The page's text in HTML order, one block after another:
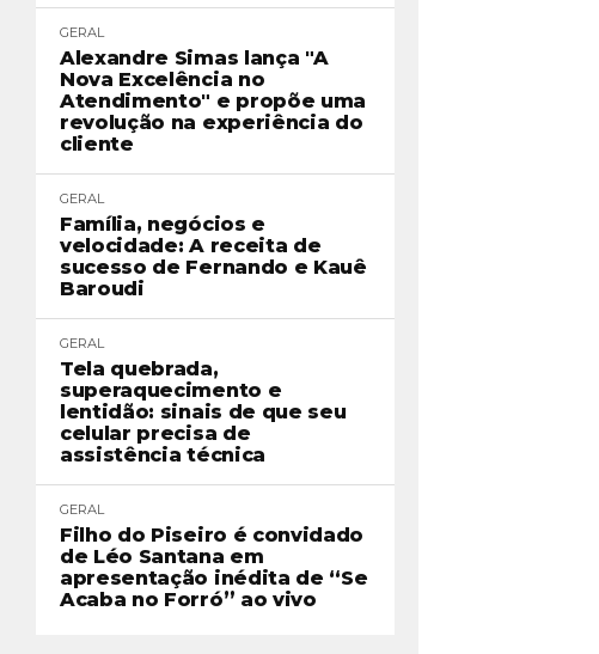
GERAL
Alexandre Simas lança "A
Nova Excelência no
Atendimento" e propõe uma
revolução na experiência do
cliente
GERAL
Família, negócios e
velocidade: A receita de
sucesso de Fernando e Kauê
Baroudi
GERAL
Tela quebrada,
superaquecimento e
lentidão: sinais de que seu
celular precisa de
assistência técnica
GERAL
Filho do Piseiro é convidado
de Léo Santana em
apresentação inédita de “Se
Acaba no Forró” ao vivo